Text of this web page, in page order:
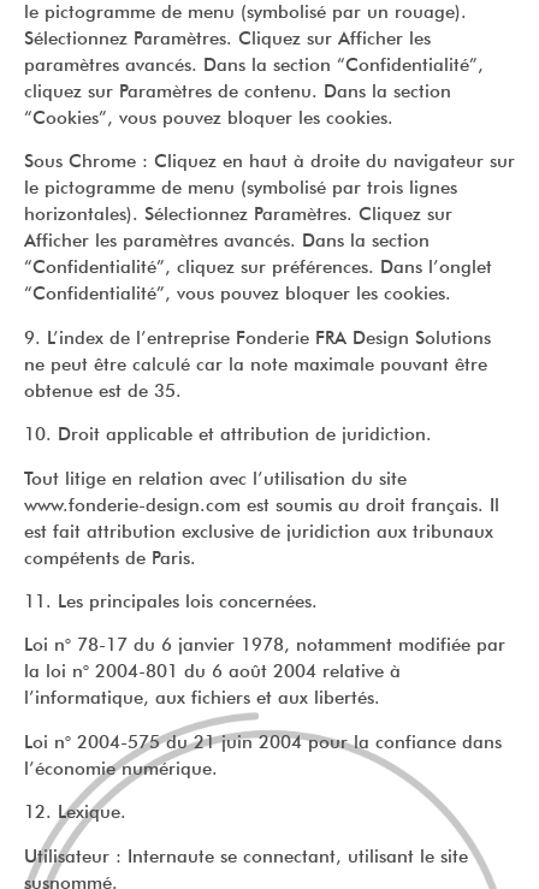
le pictogramme de menu (symbolisé par un rouage).
Sélectionnez Paramètres. Cliquez sur Afficher les
paramètres avancés. Dans la section “Confidentialité”,
cliquez sur Paramètres de contenu. Dans la section
“Cookies”, vous pouvez bloquer les cookies.
Sous Chrome : Cliquez en haut à droite du navigateur sur
le pictogramme de menu (symbolisé par trois lignes
horizontales). Sélectionnez Paramètres. Cliquez sur
Afficher les paramètres avancés. Dans la section
“Confidentialité”, cliquez sur préférences. Dans l’onglet
“Confidentialité”, vous pouvez bloquer les cookies.
9. L’index de l’entreprise Fonderie FRA Design Solutions
ne peut être calculé car la note maximale pouvant être
obtenue est de 35.
10. Droit applicable et attribution de juridiction.
Tout litige en relation avec l’utilisation du site
www.fonderie-design.com est soumis au droit français. Il
est fait attribution exclusive de juridiction aux tribunaux
compétents de Paris.
11. Les principales lois concernées.
Loi n° 78-17 du 6 janvier 1978, notamment modifiée par
la loi n° 2004-801 du 6 août 2004 relative à
l’informatique, aux fichiers et aux libertés.
Loi n° 2004-575 du 21 juin 2004 pour la confiance dans
l’économie numérique.
12. Lexique.
Utilisateur : Internaute se connectant, utilisant le site
susnommé.